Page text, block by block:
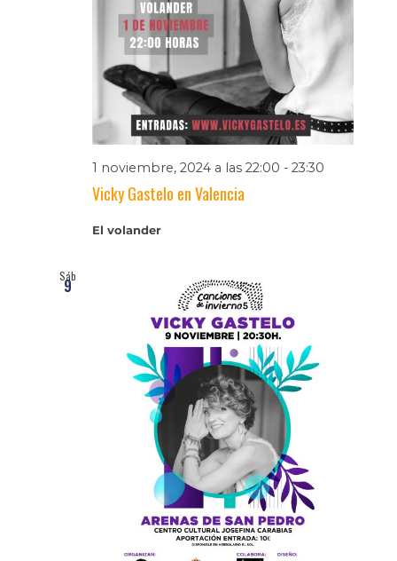
1 noviembre, 2024 a las 22:00 - 23:30
Vicky Gastelo en Valencia
El volander
Sáb
9